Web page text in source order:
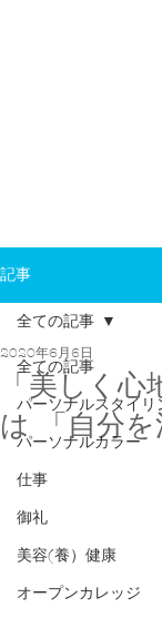
記事
全ての記事
パーソナルスタイリ
パーソナルカラー
仕事
御礼
美容(養）健康
オープンカレッジ
全ての記事
「美しく心
は 「自分
2020年6月6日